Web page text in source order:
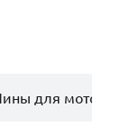
для мото